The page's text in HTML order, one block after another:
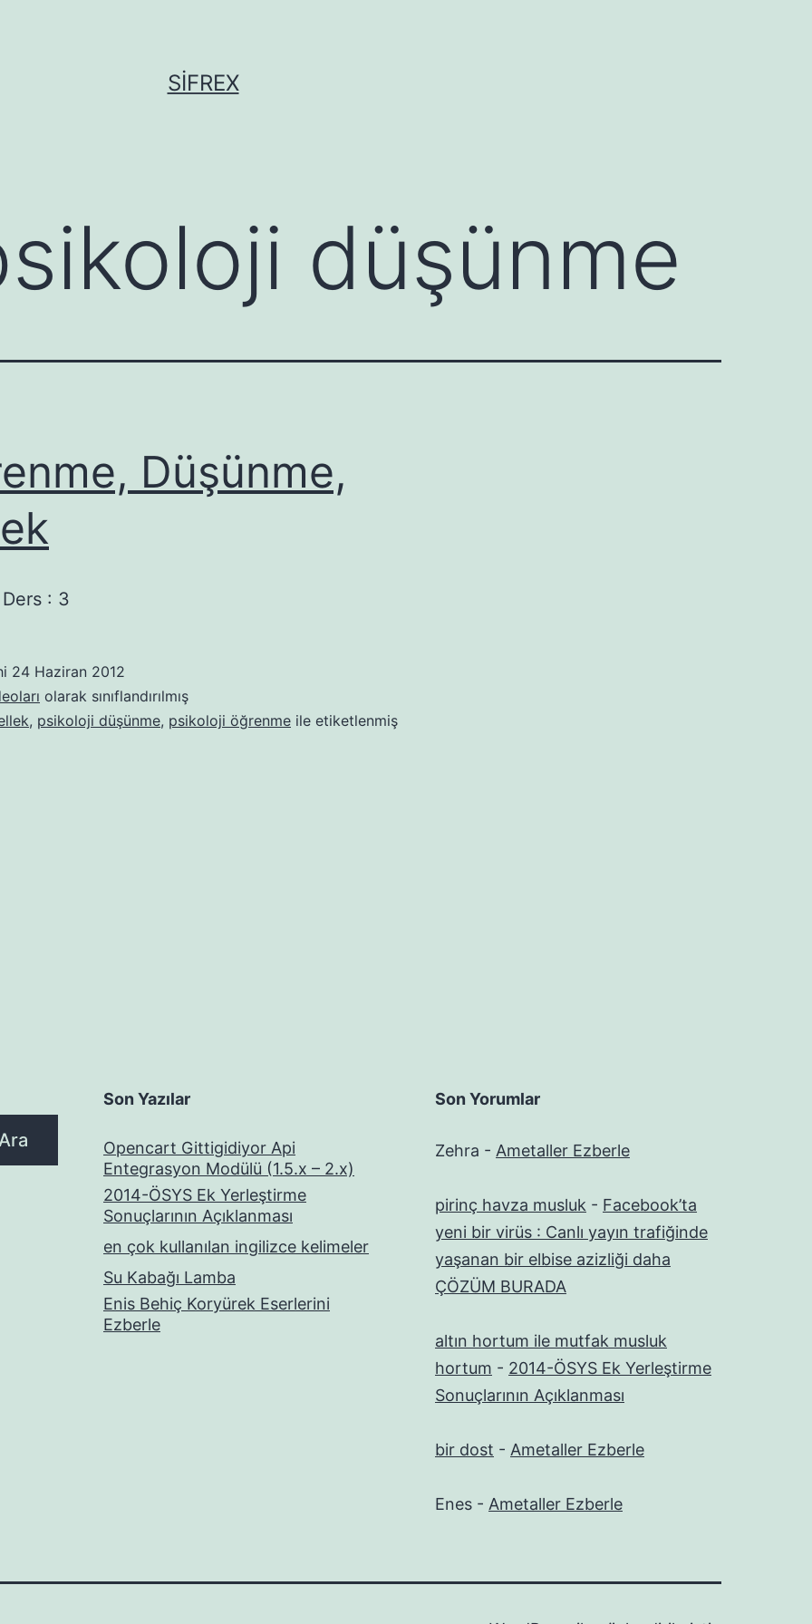
SIFREX
düşünme
Düşünme,
: 3
24 Haziran 2012
olarak sınıflandırılmış
, psikoloji düşünme, psikoloji öğrenme ile etiketlenmiş
Son Yazılar
Opencart Gittigidiyor Api
Entegrasyon Modülü (1.5.x – 2.x)
2014-ÖSYS Ek Yerleştirme
Sonuçlarının Açıklanması
en çok kullanılan ingilizce kelimeler
Su Kabağı Lamba
Enis Behiç Koryürek Eserlerini
Ezberle
Son Yorumlar
Zehra - Ametaller Ezberle
pirinç havza musluk - Facebook’ta
yeni bir virüs : Canlı yayın trafiğinde
yaşanan bir elbise azizliği daha
ÇÖZÜM BURADA
altın hortum ile mutfak musluk
hortum - 2014-ÖSYS Ek Yerleştirme
Sonuçlarının Açıklanması
bir dost - Ametaller Ezberle
Enes - Ametaller Ezberle